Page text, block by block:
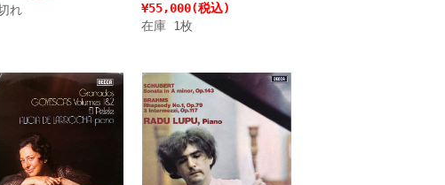
れ
¥55,000(税込)
在庫 1枚